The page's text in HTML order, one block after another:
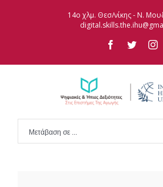
14ο χλμ. Θεσ/νίκης - Ν.
facebook
twitter
Μετάβαση σε ...